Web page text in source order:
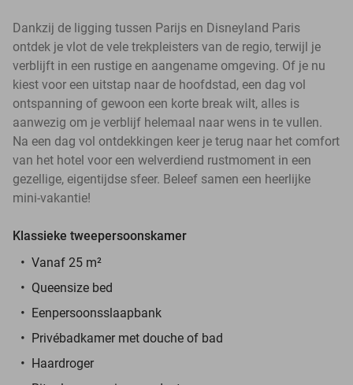
Dankzij de ligging tussen Parijs en Disneyland Paris
ontdek je vlot de vele trekpleisters van de regio, terwijl je
verblijft in een rustige en aangename omgeving. Of je nu
kiest voor een uitstap naar de hoofdstad, een dag vol
ontspanning of gewoon een korte break wilt, alles is
aanwezig om je verblijf helemaal naar wens in te vullen.
Na een dag vol ontdekkingen keer je terug naar het comfort
van het hotel voor een welverdiend rustmoment in een
gezellige, eigentijdse sfeer. Beleef samen een heerlijke
mini-vakantie!
Klassieke tweepersoonskamer
Vanaf 25 m²
Queensize bed
Eenpersoonsslaapbank
Privébadkamer met douche of bad
Haardroger